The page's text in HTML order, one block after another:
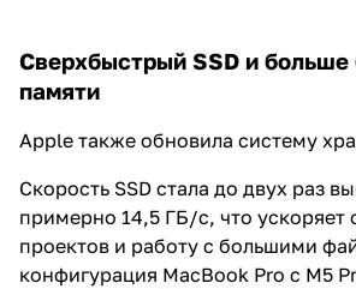
Сверхбыстрый SSD и больше
памяти
Apple также обновила систему
Скорость SSD стала до двух раз
примерно 14,5 ГБ/с, что ускоряет
проектов и работу с большими
конфигурация MacBook Pro с M5